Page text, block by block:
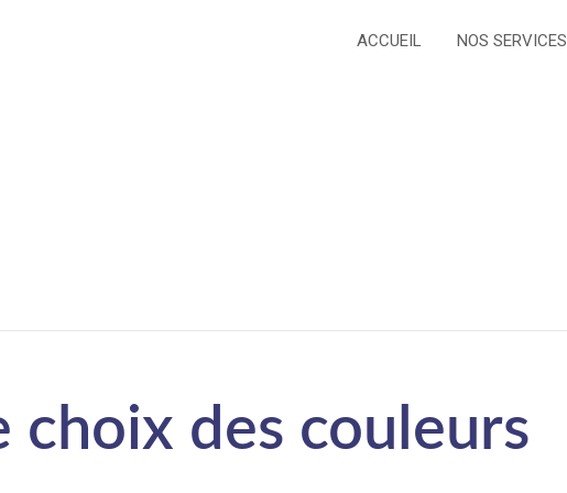
ACCUEIL NOS SERVICES
choix des couleurs